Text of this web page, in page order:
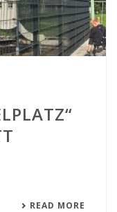
READ MORE